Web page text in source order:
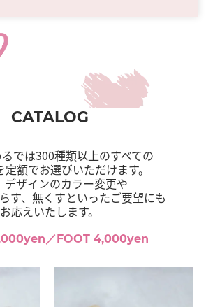
CATALOG
では300種類以上のすべての
額でお選びいただけます。
デザインのカラー変更や
す、無くすといったご要望にも
お応えいたします。
／FOOT 4,000yen